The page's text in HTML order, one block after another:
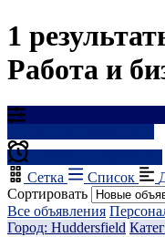
1
Работа и
Сетка
Список
Сортировать
Все объявления
Город: Huddersfield